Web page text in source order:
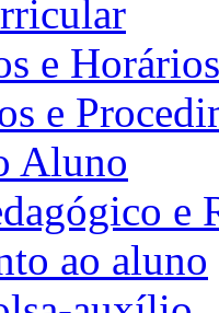
e Horários
e
Aluno
e
ao aluno